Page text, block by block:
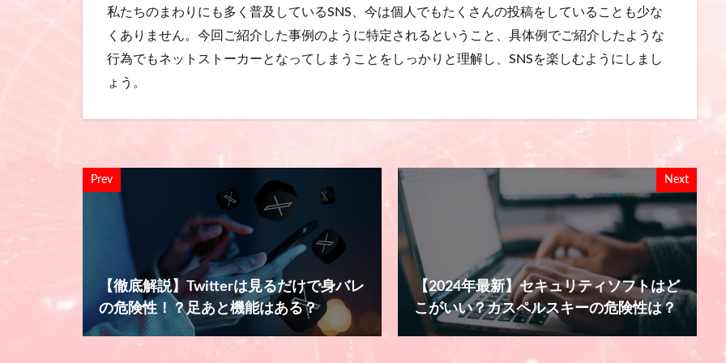
私たちのまわりにも多く普及しているSNS、今は個人でもたくさんの投稿をしていることも少な
くありません。今回ご紹介した事例のように特定されるということ、具体例でご紹介したような
行為でもネットストーカーとなってしまうことをしっかりと理解し、SNSを楽しむようにしまし
ょう。
Prev
【徹底解説】Twitterは見るだけで身バレ
の危険性！？足あと機能はある？
Next
【2024年最新】セキュリティソフトはど
こがいい？カスペルスキーの危険性は？